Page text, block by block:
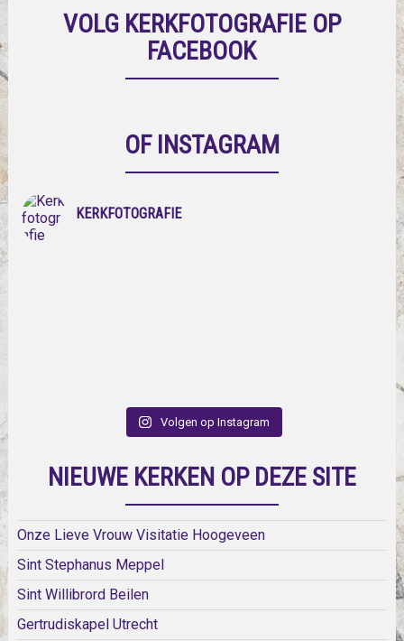
VOLG KERKFOTOGRAFIE OP
FACEBOOK
OF INSTAGRAM
KERKFOTOGRAFIE
Volgen op Instagram
NIEUWE KERKEN OP DEZE SITE
Onze Lieve Vrouw Visitatie Hoogeveen
Sint Stephanus Meppel
Sint Willibrord Beilen
Gertrudiskapel Utrecht